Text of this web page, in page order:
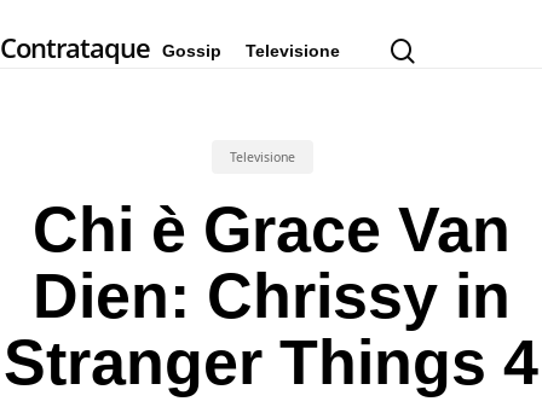
to
Contrataque Gossip Televisione
Televisione
Chi è Grace Van
Dien: Chrissy in
Stranger Things 4